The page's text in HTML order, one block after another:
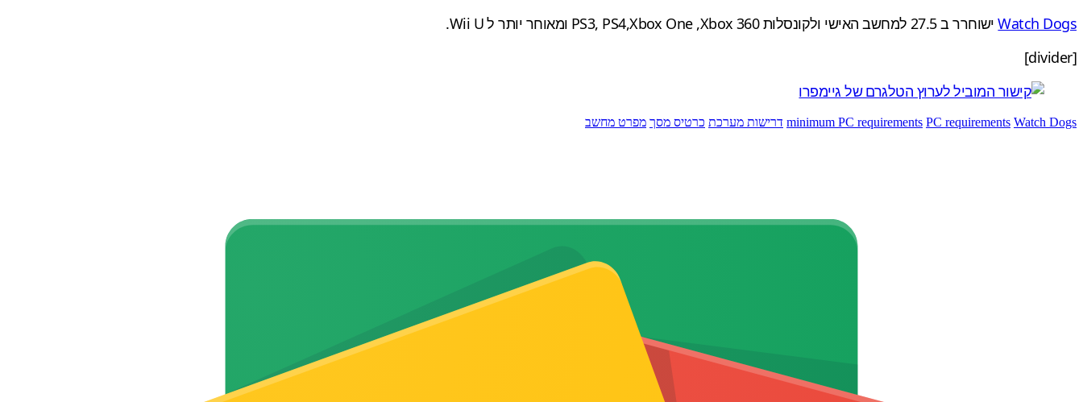
Watch Dogsישוחרר ב 27.5 למחשב האישי ולקונסלות PS3, PS4,Xbox One ,Xbox 360 ומאוחר יותר ל Wii U.
[divider]
minimum PC requirements PC requirements Watch Dogs דרישות מערכת כרטיס מסך מפרט מחשב